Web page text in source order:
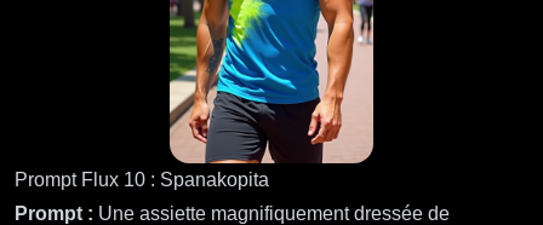
Prompt Flux 10 : Spanakopita
Prompt : Une assiette magnifiquement dressée de